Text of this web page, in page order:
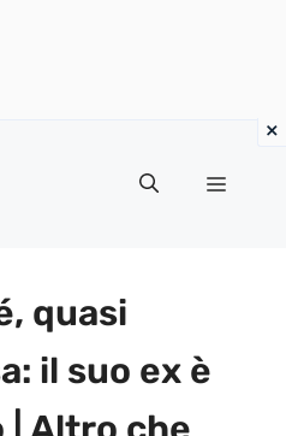
Menu
quasi
il suo ex è